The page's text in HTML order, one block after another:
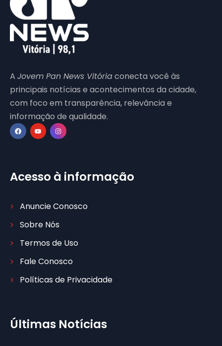
A Jovem Pan News Vitóriaconecta você às
principais notícias e acontecimentos da cidade,
com foco em transparência, relevância e
informação de qualidade.
Acesso à informação
Anuncie Conosco
Sobre Nós
Termos de Uso
Fale Conosco
Políticas de Privacidade
Últimas Notícias